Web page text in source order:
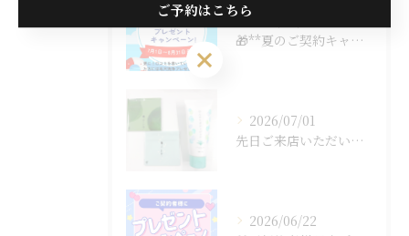
2026/07/22
🎁**夏のご契約キャンペーン開催中！**🎁
2026/07/01
先日ご来店いただいたお客様から、よーじやのあぶらとり紙とラム...
2026/06/22
ご予約はこちら
ご予約はこちら